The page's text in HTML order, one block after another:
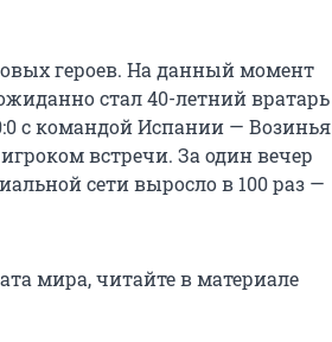
героев. На данный момент
стал 40-летний вратарь
с командой Испании — Возинья
встречи. За один вечер
сети выросло в 100 раз —
мира, читайте в материале